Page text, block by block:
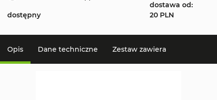
dostępny
dostawa od:
20 PLN
Opis Dane techniczne Zestaw zawiera